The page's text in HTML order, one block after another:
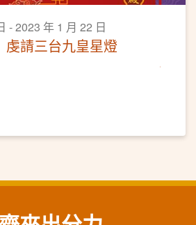
- 2023 年 1 月 22 日
虔請三台九皇星燈